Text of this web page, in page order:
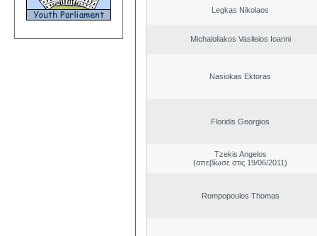
Legkas Nikolaos
Michaloliakos Vasileios Ioanni
Nasiokas Ektoras
Floridis Georgios
Tzekis Angelos
(απεβίωσε στις 19/06/2011)
Rompopoulos Thomas